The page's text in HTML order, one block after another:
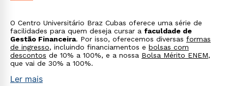
O Centro Universitário Braz Cubas oferece uma série de
facilidades para quem deseja cursar a faculdade de
Gestão Financeira. Por isso, oferecemos diversas formas
de ingresso, incluindo financiamentos e bolsas com
descontos de 10% a 100%, e a nossa Bolsa Mérito ENEM,
que vai de 30% a 100%.
Ler mais